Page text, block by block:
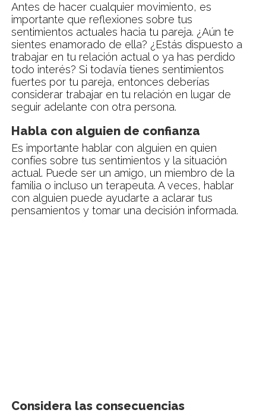
Antes de hacer cualquier movimiento, es
importante que reflexiones sobre tus
sentimientos actuales hacia tu pareja. ¿Aún te
sientes enamorado de ella? ¿Estás dispuesto a
trabajar en tu relación actual o ya has perdido
todo interés? Si todavía tienes sentimientos
fuertes por tu pareja, entonces deberías
considerar trabajar en tu relación en lugar de
seguir adelante con otra persona.
Habla con alguien de confianza
Es importante hablar con alguien en quien
confíes sobre tus sentimientos y la situación
actual. Puede ser un amigo, un miembro de la
familia o incluso un terapeuta. A veces, hablar
con alguien puede ayudarte a aclarar tus
pensamientos y tomar una decisión informada.
Considera las consecuencias